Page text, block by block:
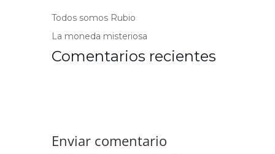
Todos somos Rubio
La moneda misteriosa
Comentarios recientes
Enviar comentario